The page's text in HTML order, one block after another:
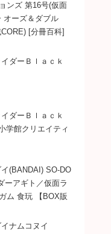
ンズ 第16号(仮面
オーズ＆ダブル
[分冊百科]
イダーＢｌａｃｋ
イダーＢｌａｃｋ
学館クリエイティ
イ(BANDAI) SO-DO
ーアギト／仮面ラ
ム 食玩 【BOX販
ナムコヌイ